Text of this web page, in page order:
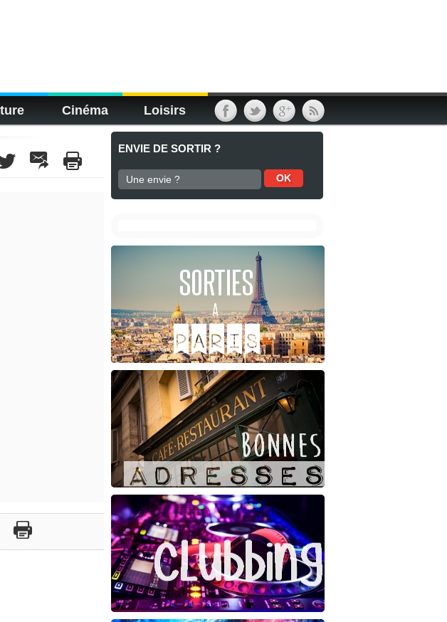
Cinéma Loisirs
ENVIE DE SORTIR ?